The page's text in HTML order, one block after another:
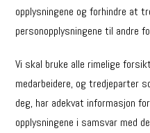
opplysningene og forhindre at
personopplysningene til andre
Vi skal bruke alle rimelige
medarbeidere, og tredjeparter
deg, har adekvat informasjon
opplysningene i samsvar med